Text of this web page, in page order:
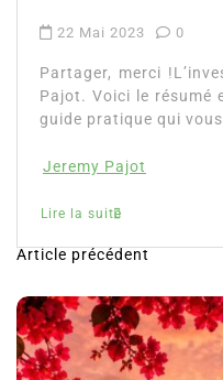
22 Mai 2023 0
Partager, merci
Pajot. Voici le résumé
guide pratique qui
Jeremy Pajot
Lire la suite
N
a
v
i
Article précédent